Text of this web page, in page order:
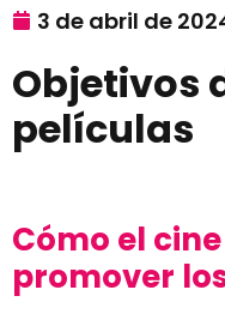
3 de abril de
Objetivos
películas
Cómo el
promover